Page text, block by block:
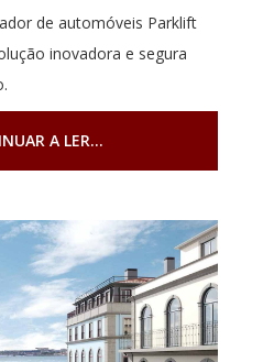
de automóveis Parklift
inovadora e segura
A LER...